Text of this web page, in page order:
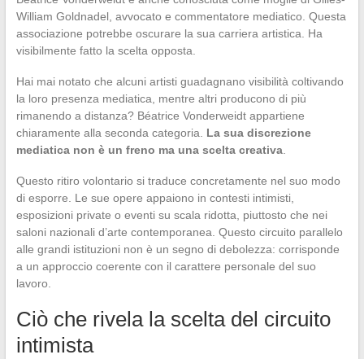
William Goldnadel, avvocato e commentatore mediatico. Questa
associazione potrebbe oscurare la sua carriera artistica. Ha
visibilmente fatto la scelta opposta.
Hai mai notato che alcuni artisti guadagnano visibilità coltivando
la loro presenza mediatica, mentre altri producono di più
rimanendo a distanza? Béatrice Vonderweidt appartiene
chiaramente alla seconda categoria. La sua discrezione
mediatica non è un freno ma una scelta creativa.
Questo ritiro volontario si traduce concretamente nel suo modo
di esporre. Le sue opere appaiono in contesti intimisti,
esposizioni private o eventi su scala ridotta, piuttosto che nei
saloni nazionali d’arte contemporanea. Questo circuito parallelo
alle grandi istituzioni non è un segno di debolezza: corrisponde
a un approccio coerente con il carattere personale del suo
lavoro.
Ciò che rivela la scelta del circuito
intimista